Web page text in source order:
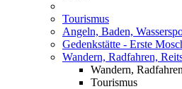
Tourismus
Angeln, Baden,
Gedenkstätte - Erste
Wandern, Radfahren,
Wandern,
Tourismus